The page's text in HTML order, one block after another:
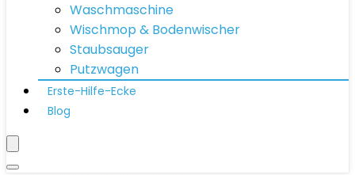
Waschmaschine
Wischmop & Bodenwischer
Staubsauger
Putzwagen
Erste-Hilfe-Ecke
Blog